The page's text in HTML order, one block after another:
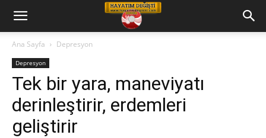
Hayatım
Değişti
Ana Sayfa Depresyon
Depresyon
Tek bir yara, maneviyatı
derinleştirir, erdemleri
geliştirir